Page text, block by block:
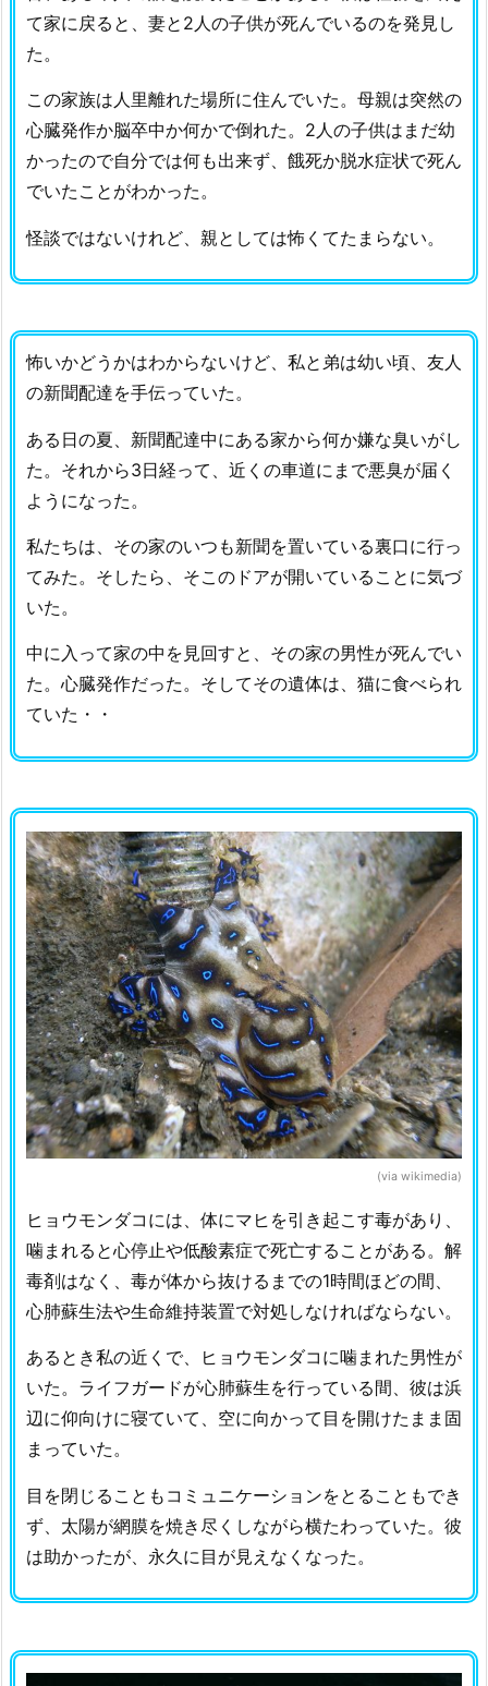
て家に戻ると、妻と2人の子供が死んでいるのを発見し
た。
この家族は人里離れた場所に住んでいた。母親は突然の
心臓発作か脳卒中か何かで倒れた。2人の子供はまだ幼
かったので自分では何も出来ず、餓死か脱水症状で死ん
でいたことがわかった。
怪談ではないけれど、親としては怖くてたまらない。
怖いかどうかはわからないけど、私と弟は幼い頃、友人
の新聞配達を手伝っていた。
ある日の夏、新聞配達中にある家から何か嫌な臭いがし
た。それから3日経って、近くの車道にまで悪臭が届く
ようになった。
私たちは、その家のいつも新聞を置いている裏口に行っ
てみた。そしたら、そこのドアが開いていることに気づ
いた。
中に入って家の中を見回すと、その家の男性が死んでい
た。心臓発作だった。そしてその遺体は、猫に食べられ
ていた・・
(via wikimedia)
ヒョウモンダコには、体にマヒを引き起こす毒があり、
噛まれると心停止や低酸素症で死亡することがある。解
毒剤はなく、毒が体から抜けるまでの1時間ほどの間、
心肺蘇生法や生命維持装置で対処しなければならない。
あるとき私の近くで、ヒョウモンダコに噛まれた男性が
いた。ライフガードが心肺蘇生を行っている間、彼は浜
辺に仰向けに寝ていて、空に向かって目を開けたまま固
まっていた。
目を閉じることもコミュニケーションをとることもでき
ず、太陽が網膜を焼き尽くしながら横たわっていた。彼
は助かったが、永久に目が見えなくなった。